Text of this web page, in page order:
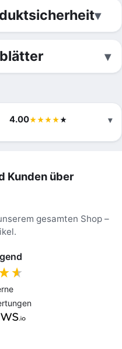
4.00
Kunden über
gesamten Shop –